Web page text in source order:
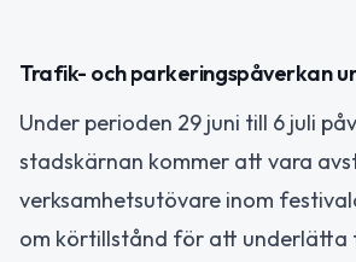
Trafik- och parkeringspåverkan
Under perioden 29 juni till 6 juli
stadskärnan kommer att vara
verksamhetsutövare inom
om körtillstånd för att underlätta